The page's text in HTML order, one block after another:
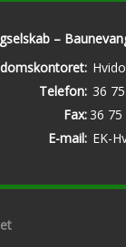
–
Telefon: 36
Fax: 36 75
E-mail: EK-